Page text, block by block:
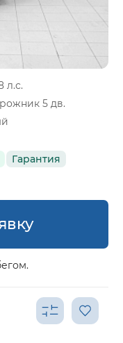
л.с.
5 дв.
Гарантия